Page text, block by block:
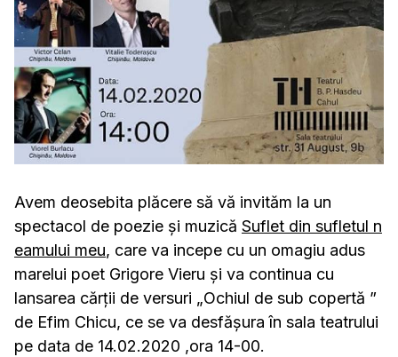
Avem deosebita plăcere să vă invităm la un
spectacol de poezie și muzică Suflet din sufletul n
eamului meu, care va incepe cu un omagiu adus
marelui poet Grigore Vieru și va continua cu
lansarea cărții de versuri „Ochiul de sub copertă ”
de Efim Chicu, ce se va desfășura în sala teatrului
pe data de 14.02.2020 ,ora 14-00.